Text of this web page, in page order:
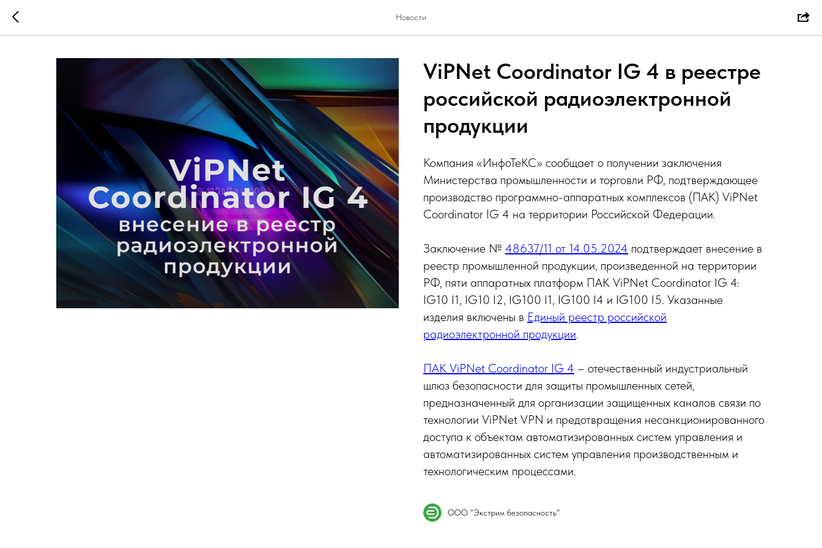
Новости
ViPNet Coordinator IG 4 в реестре
российской радиоэлектронной
продукции
Компания «ИнфоТеКС» сообщает о получении заключения
Министерства промышленности и торговли РФ, подтверждающее
производство программно-аппаратных комплексов (ПАК) ViPNet
Coordinator IG 4 на территории Российской Федерации.
Заключение № 48637/11 от 14.05.2024 подтверждает внесение в
реестр промышленной продукции, произведенной на территории
РФ, пяти аппаратных платформ ПАК ViPNet Coordinator IG 4:
IG10 I1, IG10 I2, IG100 I1, IG100 I4 и IG100 I5. Указанные
изделия включены в Единый реестр российской
радиоэлектронной продукции.
ПАК ViPNet Coordinator IG 4 – отечественный индустриальный
шлюз безопасности для защиты промышленных сетей,
предназначенный для организации защищенных каналов связи по
технологии ViPNet VPN и предотвращения несанкционированного
доступа к объектам автоматизированных систем управления и
автоматизированных систем управления производственным и
технологическим процессами.
ООО "Экстрим безопасность"